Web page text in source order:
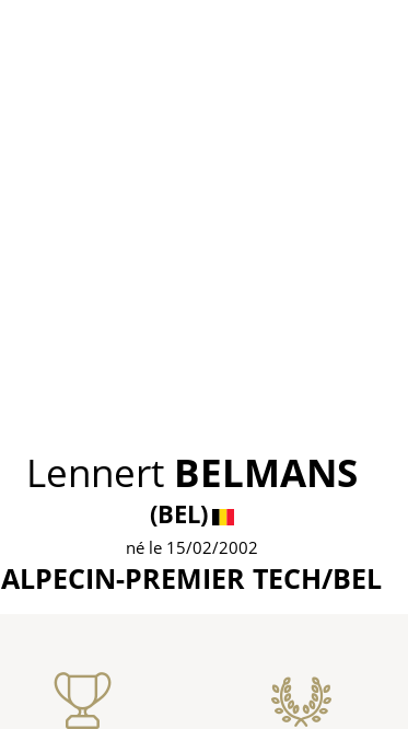
Lennert BELMANS
(BEL)
né le 15/02/2002
ALPECIN-PREMIER TECH/BEL